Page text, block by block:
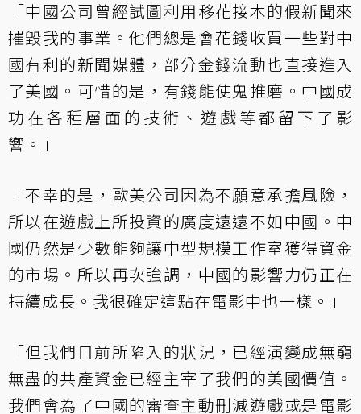
「中國公司曾經試圖利用移花接木的假新聞來
摧毀我的事業。他們總是會花錢收買一些對中
國有利的新聞媒體，部分金錢流動也直接進入
了美國。可惜的是，有錢能使鬼推磨。中國成
功在各種層面的技術、遊戲等都留下了影
響。」
「不幸的是，歐美公司因為不願意承擔風險，
所以在遊戲上所投資的廣度遠遠不如中國。中
國仍然是少數能夠讓中型規模工作室獲得資金
的市場。所以再次強調，中國的影響力仍正在
持續成長。我很確定這點在電影中也一樣。」
「但我們目前所陷入的狀況，已經演變成無窮
無盡的共產資金已經主宰了我們的美國價值。
我們會為了中國的審查主動刪減遊戲或是電影